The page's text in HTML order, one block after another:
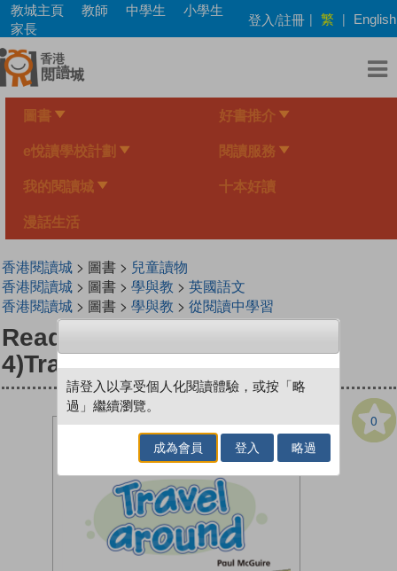
Skip
main
content
教城主頁 教師 中學生
小學生
家長
登入/註冊 | 繁 | English
圖書 好書推介
e悅讀學校計劃 閱讀服務
我的閱讀城 十本好讀
漫話生活
香港閱讀城> 圖書 > 兒童讀物
香港閱讀城> 圖書 > 學與教 > 英國語文
香港閱讀城> 圖書 > 學與教 > 從閱讀中學習
Read with Phinnie (Level
4)Travel Around
0
請登入以享受個人化閱讀體驗，或按「略
過」繼續瀏覽。
成為會員 登入 略過